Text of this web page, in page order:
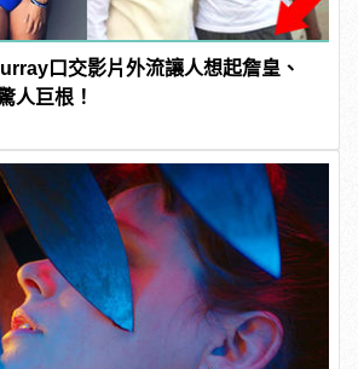
口交影片外流讓人想起詹皇、
人巨根！